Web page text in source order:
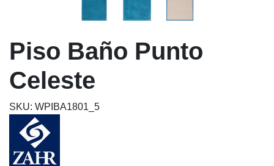
Piso Baño Punto
Celeste
SKU: WPIBA1801_5